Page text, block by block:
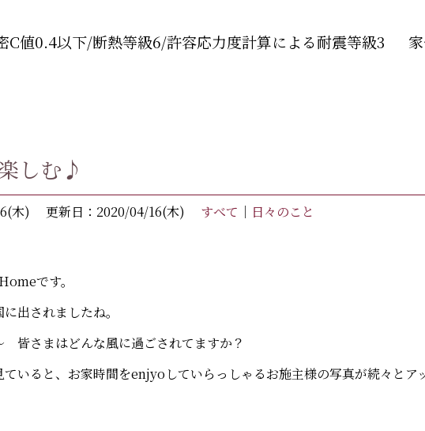
C値0.4以下/断熱等級6/許容応力度計算による耐震等級3
しむ♪
木) 更新日：2020/04/16(木) すべて ｜ 日々のこと
です。
出されましたね。
さまはどんな風に過ごされてますか？
いると、お家時間をenjyoしていらっしゃるお施主様の写真が続々とア